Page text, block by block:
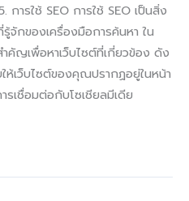
การใช้ SEO การใช้ SEO เป็นสิ่ง
จักของเครื่องมือการค้นหา ใน
คัญเพื่อหาเว็บไซต์ที่เกี่ยวข้อง ดัง
ให้เว็บไซต์ของคุณปรากฏอยู่ในหน้า
เชื่อมต่อกับโซเชียลมีเดีย